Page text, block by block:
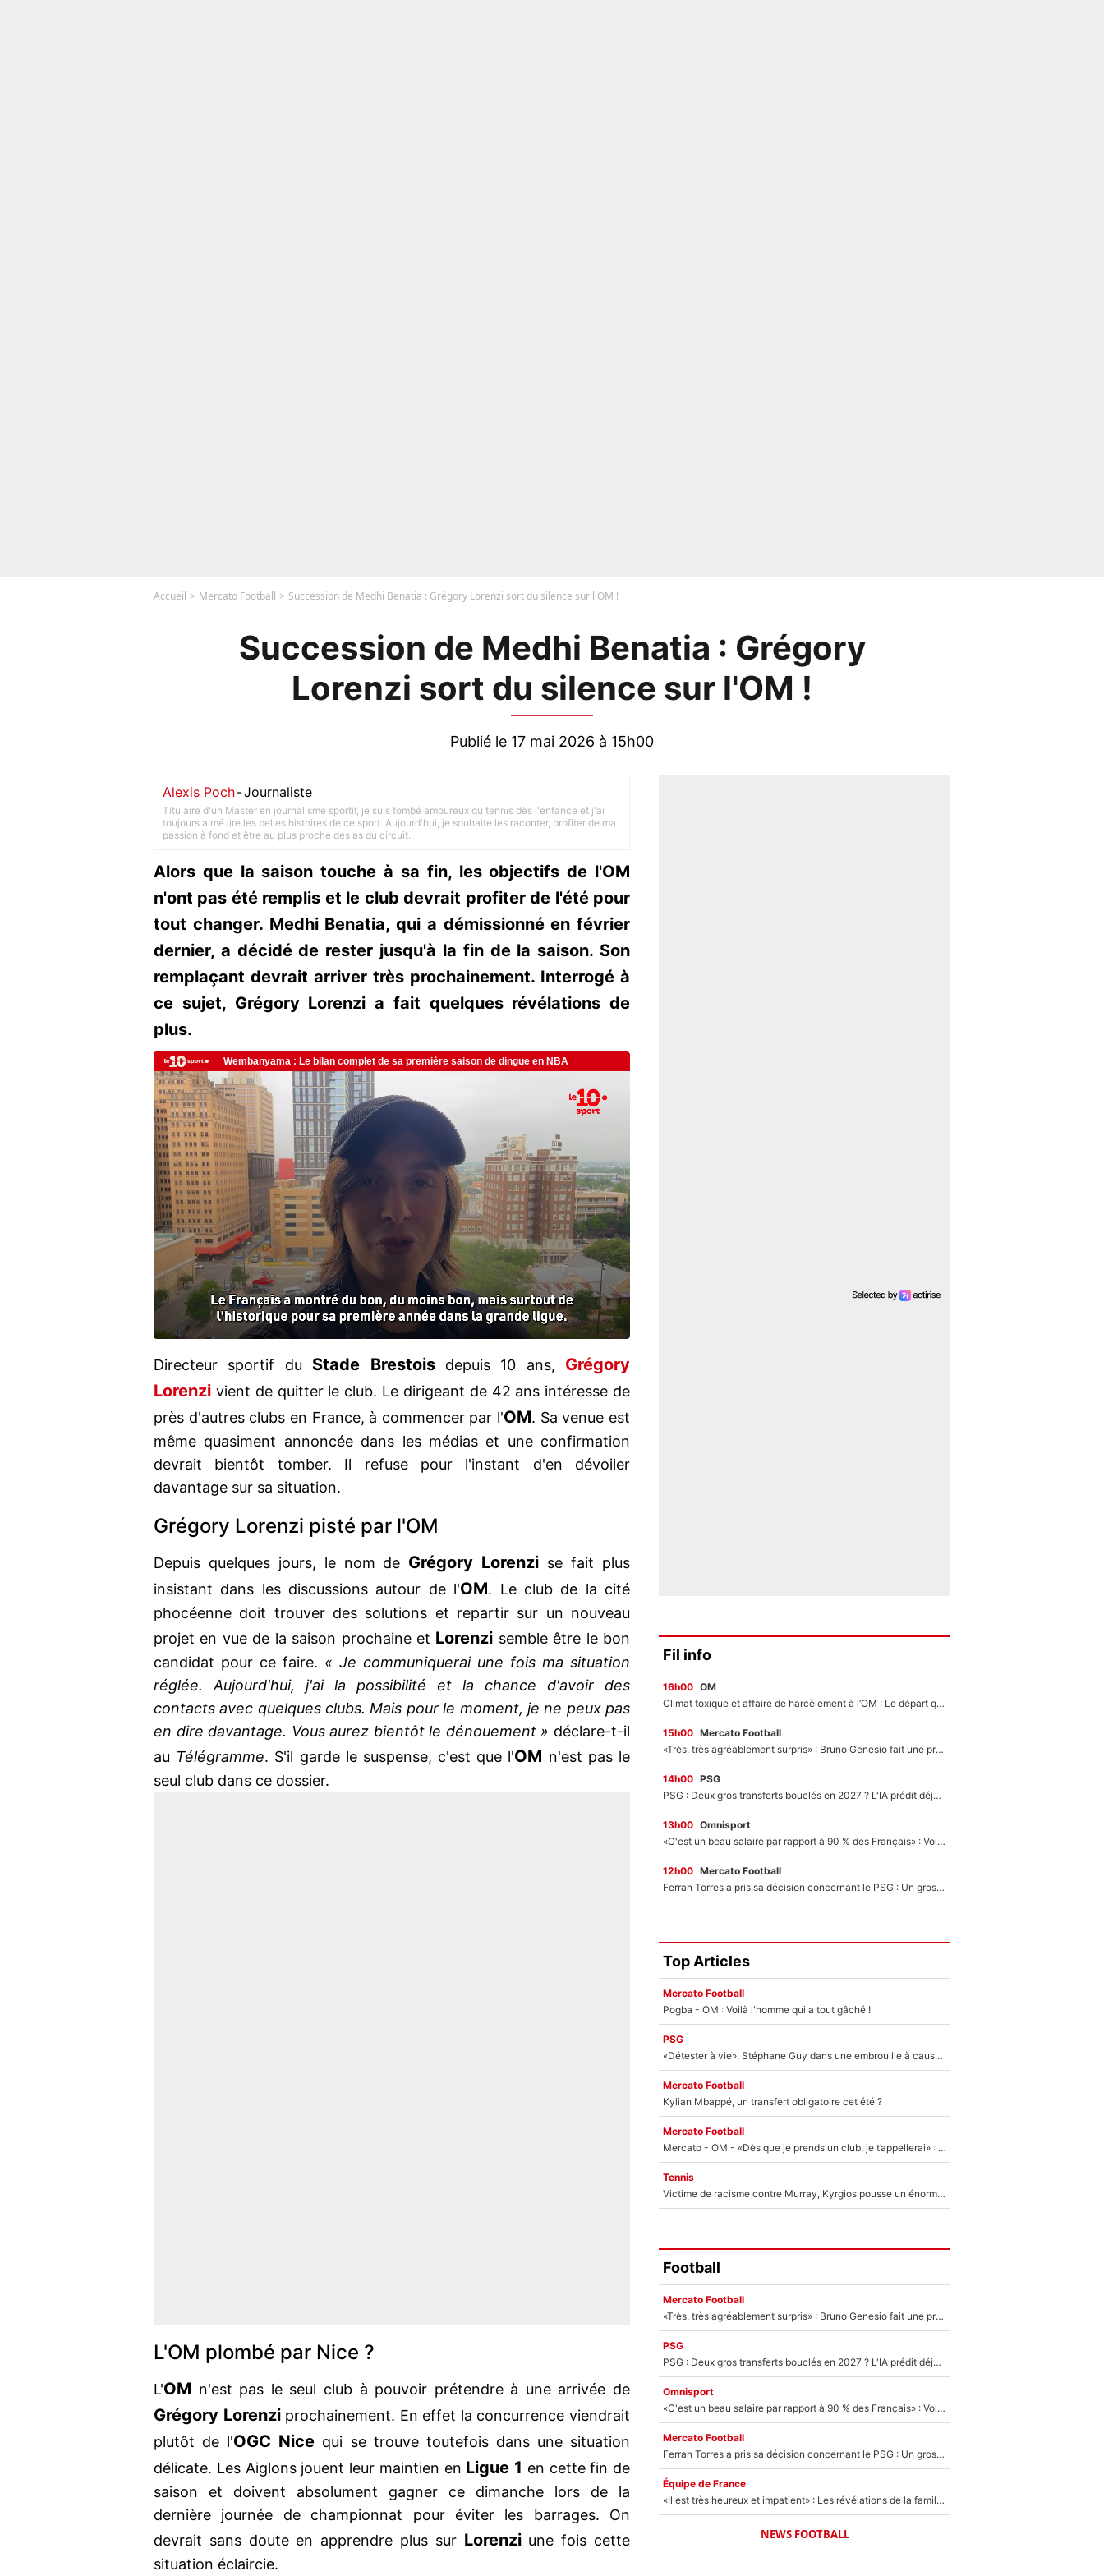
Accueil Mercato Football Succession de Medhi Benatia : Grégory Lorenzi sort du silence sur l'OM !
Succession de Medhi Benatia : Grégory
Lorenzi sort du silence sur l'OM !
Publié le 17 mai 2026 à 15h00
Alexis Poch-Journaliste
Titulaire d'un Master en journalisme sportif, je suis tombé amoureux du tennis dès l'enfance et j'ai
toujours aimé lire les belles histoires de ce sport. Aujourd'hui, je souhaite les raconter, profiter de ma
passion à fond et être au plus proche des as du circuit.
Alors que la saison touche à sa fin, les objectifs de l'OM
n'ont pas été remplis et le club devrait profiter de l'été pour
tout changer. Medhi Benatia, qui a démissionné en février
dernier, a décidé de rester jusqu'à la fin de la saison. Son
remplaçant devrait arriver très prochainement. Interrogé à
ce sujet, Grégory Lorenzi a fait quelques révélations de
plus.
Directeur sportif du Stade Brestoisdepuis 10 ans, Grégory
Lorenzi vient de quitter le club. Le dirigeant de 42 ans intéresse de
près d'autres clubs en France, à commencer par l'OM. Sa venue est
même quasiment annoncée dans les médias et une confirmation
devrait bientôt tomber. Il refuse pour l'instant d'en dévoiler
davantage sur sa situation.
Grégory Lorenzi pisté par l'OM
Depuis quelques jours, le nom de Grégory Lorenzi se fait plus
insistant dans les discussions autour de l'OM. Le club de la cité
phocéenne doit trouver des solutions et repartir sur un nouveau
projet en vue de la saison prochaine et Lorenzi semble être le bon
candidat pour ce faire. « Je communiquerai une fois ma situation
réglée. Aujourd'hui, j'ai la possibilité et la chance d'avoir des
contacts avec quelques clubs. Mais pour le moment, je ne peux pas
en dire davantage. Vous aurez bientôt le dénouement » déclare-t-il
au Télégramme. S'il garde le suspense, c'est que l'OM n'est pas le
seul club dans ce dossier.
L'OM plombé par Nice ?
L'OM n'est pas le seul club à pouvoir prétendre à une arrivée de
Grégory Lorenziprochainement. En effet la concurrence viendrait
plutôt de l'OGC Nice qui se trouve toutefois dans une situation
délicate. Les Aiglons jouent leur maintien en Ligue 1 en cette fin de
saison et doivent absolument gagner ce dimanche lors de la
dernière journée de championnat pour éviter les barrages. On
devrait sans doute en apprendre plus sur Lorenzi une fois cette
situation éclaircie.
Fil info
16h00 OM
Climat toxique et affaire de harcèlement à l’OM : Le départ qui soulage le vestiaire de Bruno Genesio
15h00 Mercato Football
«Très, très agréablement surpris» : Bruno Genesio fait une promesse pour la suite du mercato de l’OM et rassure les supporters
14h00 PSG
PSG : Deux gros transferts bouclés en 2027 ? L'IA prédit déjà les deux joueurs qui pourraient rejoindre Luis Enrique !
13h00 Omnisport
«C'est un beau salaire par rapport à 90 % des Français» : Voilà combien touchait Nelson Monfort sur France Télévisions avant de rejoindre CNews
12h00 Mercato Football
Ferran Torres a pris sa décision concernant le PSG : Un gros club étranger prêt à relancer le feuilleton pour la signature du champion du monde 2026 !
Top Articles
Mercato Football
Pogba - OM : Voilà l'homme qui a tout gâché !
PSG
«Détester à vie», Stéphane Guy dans une embrouille à cause du PSG !
Mercato Football
Kylian Mbappé, un transfert obligatoire cet été ?
Mercato Football
Mercato - OM - «Dès que je prends un club, je t’appellerai» : La promesse de Marcelino au moment de claquer la porte
Tennis
Victime de racisme contre Murray, Kyrgios pousse un énorme coup de gueule !
Football
Mercato Football
«Très, très agréablement surpris» : Bruno Genesio fait une promesse pour la suite du mercato de l’OM et rassure les supporters
PSG
PSG : Deux gros transferts bouclés en 2027 ? L'IA prédit déjà les deux joueurs qui pourraient rejoindre Luis Enrique !
Omnisport
«C'est un beau salaire par rapport à 90 % des Français» : Voilà combien touchait Nelson Monfort sur France Télévisions avant de rejoindre CNews
Mercato Football
Ferran Torres a pris sa décision concernant le PSG : Un gros club étranger prêt à relancer le feuilleton pour la signature du champion du monde 2026 !
Équipe de France
«Il est très heureux et impatient» : Les révélations de la famille Zidane sur sa prise de pouvoir en équipe de France !
NEWS FOOTBALL